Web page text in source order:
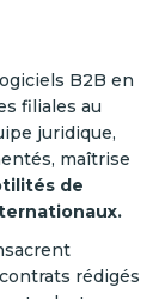
B2B en
filiales au
juridique,
maîtrise
de
rédigés